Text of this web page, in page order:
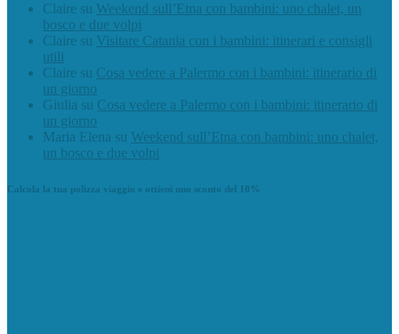
Claire su Weekend sull’Etna con bambini: uno chalet, un
bosco e due volpi
Claire su Visitare Catania con i bambini: itinerari e consigli
utili
Claire su Cosa vedere a Palermo con i bambini: itinerario di
un giorno
Giulia su Cosa vedere a Palermo con i bambini: itinerario di
un giorno
Maria Elena su Weekend sull’Etna con bambini: uno chalet,
un bosco e due volpi
Calcola la tua polizza viaggio e ottieni uno sconto del 10%